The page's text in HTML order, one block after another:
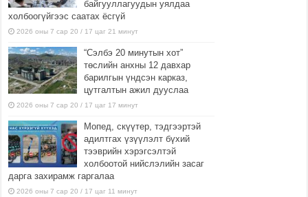
байгууллагуудын уялдаа
холбоогүйгээс саатах ёсгүй
2026 оны 7 сар 20 / 17 цаг 21 минут
“Сэлбэ 20 минутын хот”
төслийн анхны 12 давхар
барилгын үндсэн карказ,
цутгалтын ажил дууслаа
2026 оны 7 сар 20 / 17 цаг 17 минут
Мопед, скүүтер, тэдгээртэй
адилтгах үзүүлэлт бүхий
тээврийн хэрэгсэлтэй
холбоотой нийслэлийн засаг
дарга захирамж гаргалаа
2026 оны 7 сар 20 / 17 цаг 11 минут